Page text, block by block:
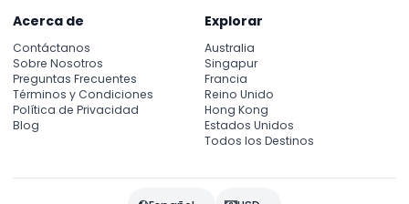
Acerca de
Contáctanos
Sobre Nosotros
Preguntas Frecuentes
Términos y Condiciones
Política de Privacidad
Blog
Explorar
Australia
Singapur
Francia
Reino Unido
Hong Kong
Estados Unidos
Todos los Destinos